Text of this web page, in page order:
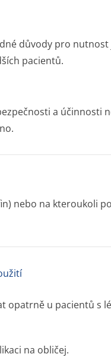
důvody pro
pacientů.
a účinnosti
nebo na kteroukoli
opatrně u pacientů s
na obličej.